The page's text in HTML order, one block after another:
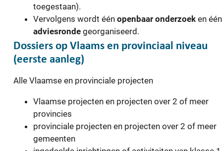
toegestaan).
Vervolgens wordt één openbaar onderzoek en één
adviesronde georganiseerd.
Dossiers op Vlaams en provinciaal niveau
(eerste aanleg)
Alle Vlaamse en provinciale projecten
Vlaamse projecten en projecten over 2 of meer
provincies
provinciale projecten en projecten over 2 of meer
gemeenten